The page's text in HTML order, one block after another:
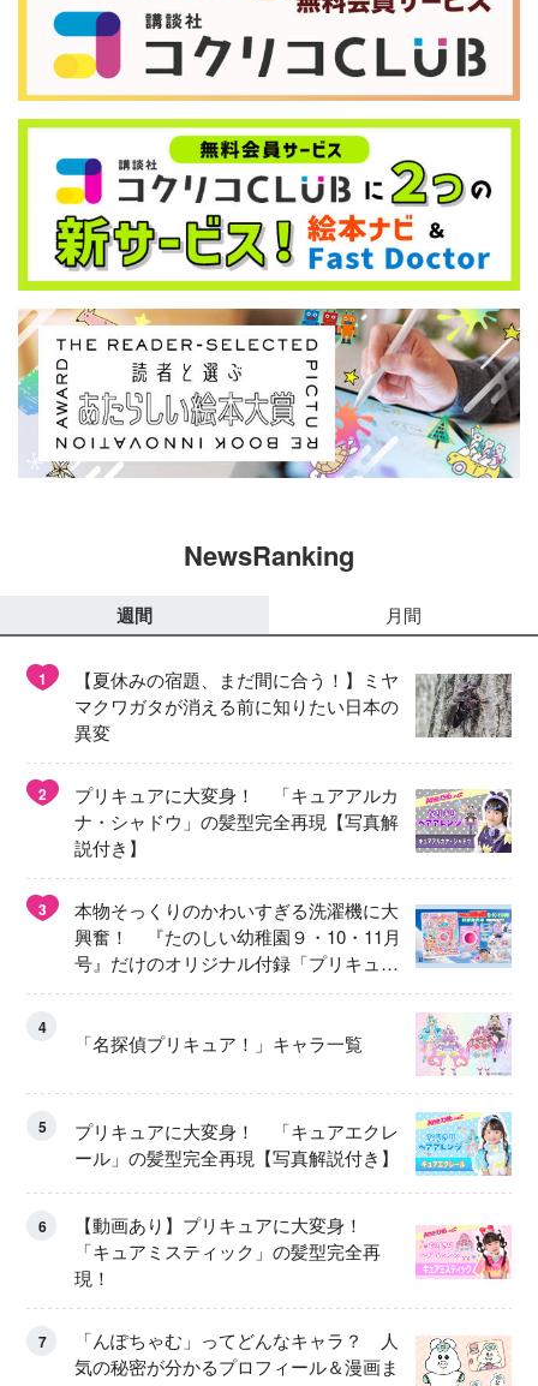
NewsRanking
週間 月間
1
【夏休みの宿題、まだ間に合う！】ミヤ
マクワガタが消える前に知りたい日本の
異変
2
プリキュアに大変身！ 「キュアアルカ
ナ・シャドウ」の髪型完全再現【写真解
説付き】
3
本物そっくりのかわいすぎる洗濯機に大
興奮！ 『たのしい幼稚園９・10・11月
号』だけのオリジナル付録「プリキュ
ア くるくるせんたくき」
4
「名探偵プリキュア！」キャラ一覧
5
プリキュアに大変身！ 「キュアエクレ
ール」の髪型完全再現【写真解説付き】
6
【動画あり】プリキュアに大変身！
「キュアミスティック」の髪型完全再
現！
7
「んぽちゃむ」ってどんなキャラ？ 人
気の秘密が分かるプロフィール＆漫画ま